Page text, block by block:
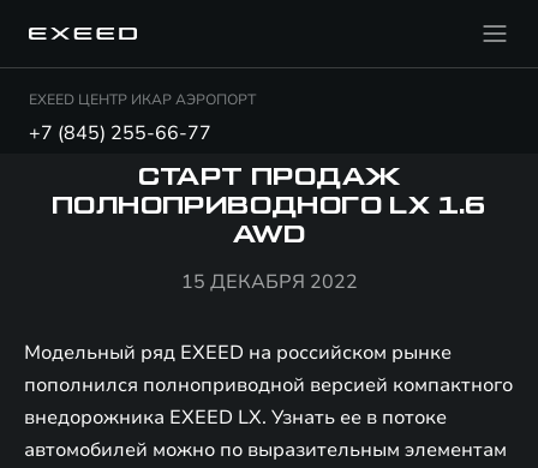
EXEED ЦЕНТР ИКАР АЭРОПОРТ
+7 (845) 255-66-77
СТАРТ ПРОДАЖ
ПОЛНОПРИВОДНОГО LX 1.6
AWD
15 ДЕКАБРЯ 2022
Модельный ряд EXEED на российском рынке
пополнился полноприводной версией компактного
внедорожника EXEED LX. Узнать ее в потоке
автомобилей можно по выразительным элементам